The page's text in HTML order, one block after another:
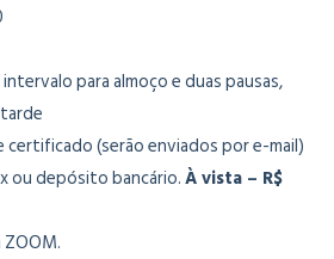
intervalo para almoço e duas pausas,
certificado (serão enviados por e-mail)
ou depósito bancário.À vista – R$